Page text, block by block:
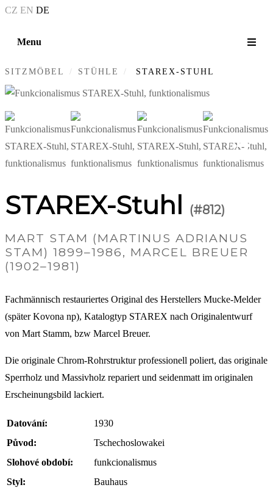
CZ EN DE
Menu
SITZMÖBEL STÜHLE STAREX-STUHL
+4
STAREX-Stuhl (#812)
MART STAM (MARTINUS ADRIANUS
STAM) 1899–1986, MARCEL BREUER
(1902–1981)
Fachmännisch restauriertes Original des Herstellers Mucke-Melder
(später Kovona np), Katalogtyp STAREX nach Originalentwurf
von Mart Stamm, bzw Marcel Breuer.
Die originale Chrom-Rohrstruktur professionell poliert, das originale
Sperrholz und Massivholz repariert und seidenmatt im originalen
Erscheinungsbild lackiert.
Datování:
1930
Původ:
Tschechoslowakei
Slohové období:
funkcionalismus
Styl:
Bauhaus